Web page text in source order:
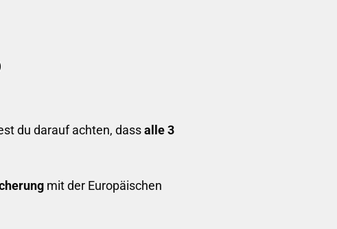
du darauf achten, dassalle 3
mit der Europäischen